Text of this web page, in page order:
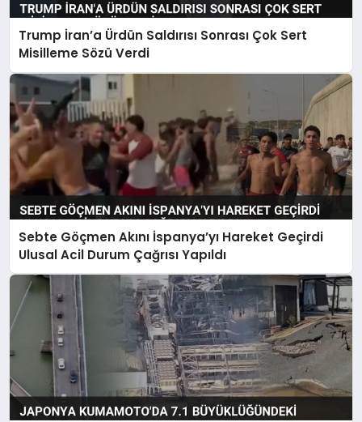
Trump İran’a Ürdün Saldırısı Sonrası Çok Sert
Misilleme Sözü Verdi
Sebte Göçmen Akını İspanya’yı Hareket Geçirdi
Ulusal Acil Durum Çağrısı Yapıldı